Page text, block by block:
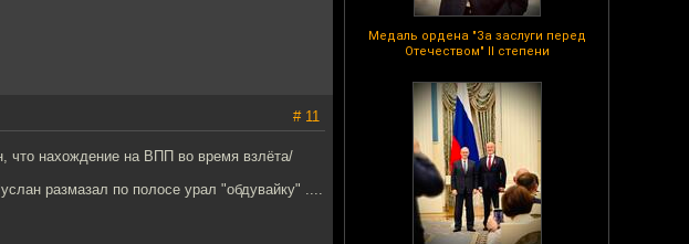
Медаль ордена "За заслуги перед
Отечеством" II степени
# 11
что нахождение на ВПП во время взлёта/
размазал по полосе урал "обдувайку" ....